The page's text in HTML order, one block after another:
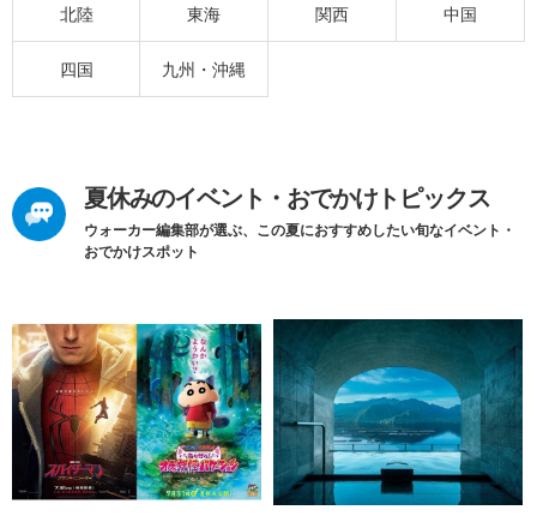
北陸 東海 関西 中国
四国 九州・沖縄
夏休みのイベント・おでかけトピックス
ウォーカー編集部が選ぶ、この夏におすすめしたい旬なイベント・
おでかけスポット